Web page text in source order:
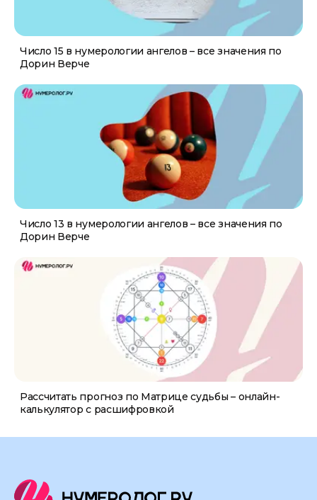
Число 15 в нумерологии ангелов – все значения по
Дорин Верче
Число 13 в нумерологии ангелов – все значения по
Дорин Верче
Рассчитать прогноз по Матрице судьбы – онлайн-
калькулятор с расшифровкой